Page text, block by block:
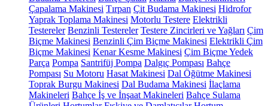
Çapalama Makinesi Tırpan Çit Budama Makinesi Hidrofor
Yaprak Toplama Makinesi Motorlu Testere Elektrikli
Testereler Benzinli Testereler Testere Zincirleri ve Yağları Çim
Biçme Makinesi Benzinli Çim Biçme Makinesi Elektrikli Çim
Biçme Makinesi Kenar Kesme Makinesi Çim Biçme Yedek
Parça Pompa Santrifüj Pompa Dalgıç Pompası Bahçe
Pompası Su Motoru Hasat Makinesi Dal Öğütme Makinesi
Toprak Burgu Makinesi Dal Budama Makinesi İlaçlama
Makineleri Bahçe İş ve İnşaat Makineleri Bahçe Sulama